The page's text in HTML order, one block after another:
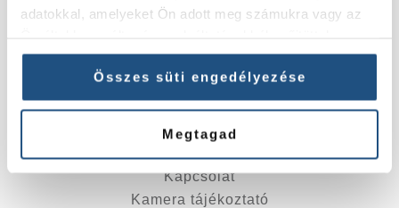
adatokkal, amelyeket Ön adott meg számukra vagy az
Összes süti engedélyezése
Megtagad
ÁSZF Premier Med Egészségügyi Kft
ÁSZF Premier Med Cardio Kft.
Tájékoztató a betegjogokról
Kapcsolat
Kamera tájékoztató